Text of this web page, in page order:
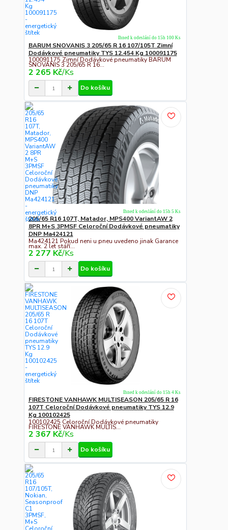
BARUM SNOVANIS 3 205/65 R 16 107/105T Zimní
Dodávkové pneumatiky TYS 12.454 Kg 100091175
100091175 Zimní Dodávkové pneumatiky BARUM
SNOVANIS 3 205/65 R 16...
2 265 Kč/Ks
Ihned k odeslání do 15h 100 Ks
Do košíku
205/65 R16 107T, Matador, MPS400 VariantAW 2
8PR M+S 3PMSF Celoroční Dodávkové pneumatiky
DNP Ma424121
Ma424121 Pokud neni u pneu uvedeno jinak Garance
max. 2 let stáří...
2 277 Kč/Ks
Ihned k odeslání do 15h 5 Ks
Do košíku
FIRESTONE VANHAWK MULTISEASON 205/65 R 16
107T Celoroční Dodávkové pneumatiky TYS 12.9
Kg 100102425
100102425 Celoroční Dodávkové pneumatiky
FIRESTONE VANHAWK MULTIS...
2 367 Kč/Ks
Ihned k odeslání do 15h 4 Ks
Do košíku